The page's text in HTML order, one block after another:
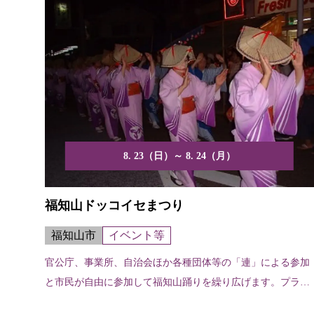
8. 23（日）～ 8. 24（月）
福知山ドッコイセまつり
福知山市 イベント等
官公庁、事業所、自治会ほか各種団体等の「連」による参加
と市民が自由に参加して福知山踊りを繰り広げます。プラカ